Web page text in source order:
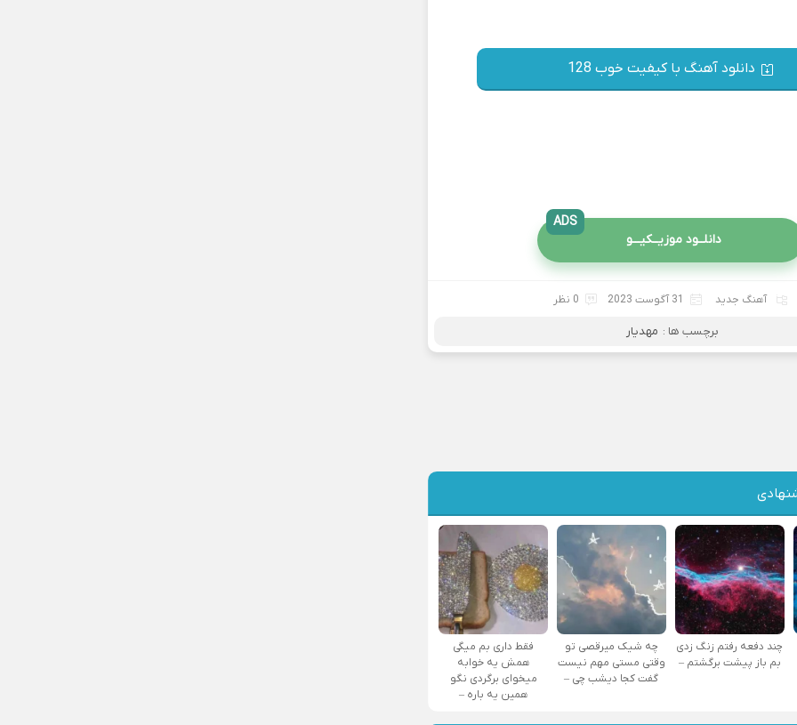
دانلود آهنگ با کیفیت خوب 128
دانلــود موزیــکیـــو
ADS
آهنگ جدید 31 آگوست 2023 0 نظر
برچسب ها : مهدیار
چند دفعه رفتم زنگ زدی
بم باز پیشت برگشتم –
چه شیک میرقصی تو
وقتی مستی مهم نیست
گفت کجا دیشب چی –
فقط داری بم میگی
همش یه خوابه
میخوای برگردی نگو
همین یه باره –